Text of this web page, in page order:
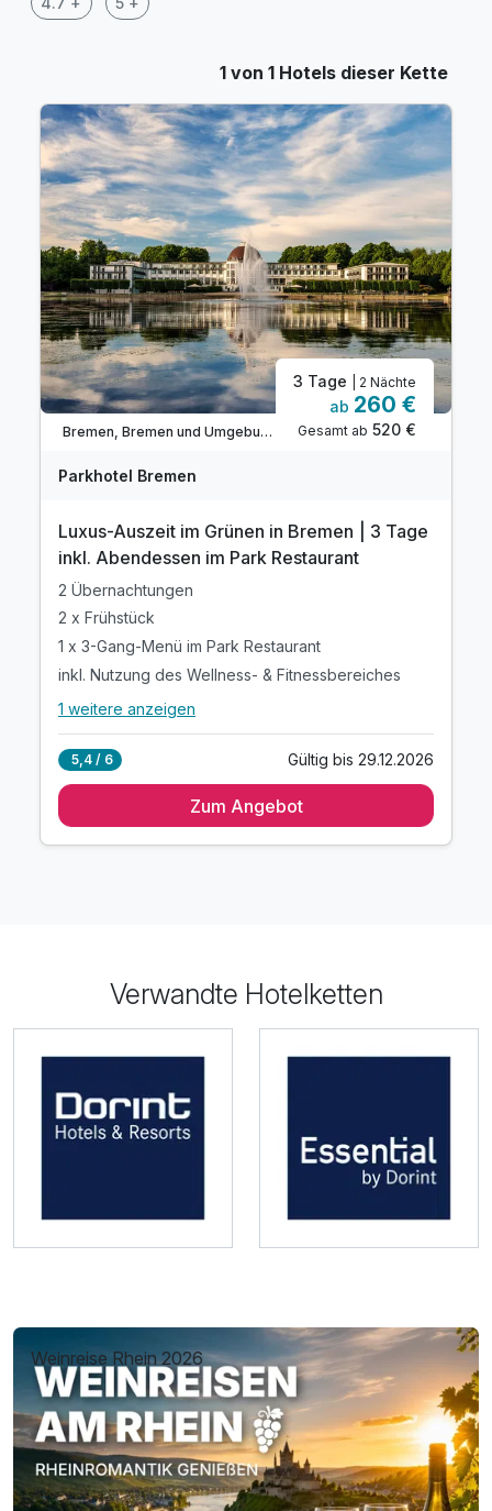
1 von 1 Hotels dieser Kette
Bremen, Bremen und Umgebung
3 Tage | 2 Nächte
ab 260 €
Gesamt ab 520 €
Parkhotel Bremen
Luxus-Auszeit im Grünen in Bremen | 3 Tage
inkl. Abendessen im Park Restaurant
2 Übernachtungen
2 x Frühstück
1 x 3-Gang-Menü im Park Restaurant
inkl. Nutzung des Wellness- & Fitnessbereiches
Alle Inklusivleistungen
1 weitere anzeigen
5,4 / 6 Gültig bis 29.12.2026
Zum Angebot
Verwandte Hotelketten
Weinreise Rhein 2026